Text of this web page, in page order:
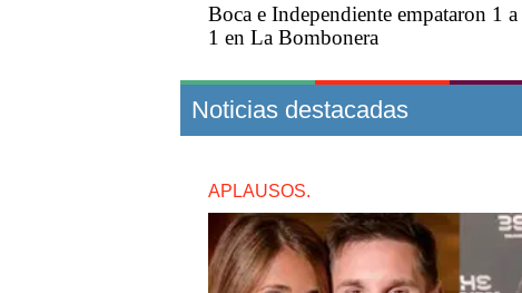
Boca e Independiente empataron 1 a
1 en La Bombonera
Noticias destacadas
APLAUSOS.